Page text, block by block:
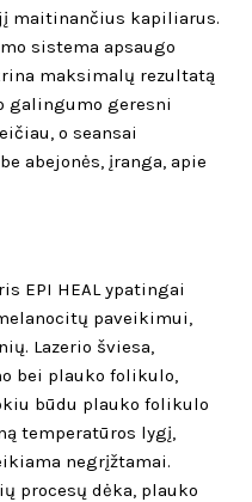
maitinančius kapiliarus.
sistema apsaugo
maksimalų rezultatą
galingumo geresni
o seansai
abejonės, įranga, apie
EPI HEAL ypatingai
paveikimui,
Lazerio šviesa,
bei plauko folikulo,
būdu plauko folikulo
temperatūros lygį,
negrįžtamai.
procesų dėka, plauko